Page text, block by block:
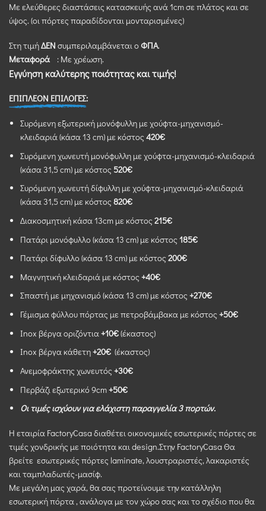
Με ελεύθερες διαστάσεις κατασκευής ανά 1cm σε πλάτος και σε
ύψος. (οι πόρτες παραδίδονται μονταρισμένες)
Στη τιμήΔΕΝ συμπεριλαμβάνεται οΦΠΑ.
Μεταφορά : Με χρέωση.
Εγγύηση καλύτερης ποιότητας και τιμής!
ΕΠΙΠΛΕΟΝ ΕΠΙΛΟΓΕΣ:
Συρόμενη εξωτερική μονόφυλλη με χούφτα-μηχανισμό-
κλειδαριά (κάσα 13 cm) με κόστος 420€
Συρόμενη χωνευτή μονόφυλλη με χούφτα-μηχανισμό-κλειδαριά
(κάσα 31,5 cm) με κόστος 520€
Συρόμενη χωνευτή δίφυλλη με χούφτα-μηχανισμό-κλειδαριά
(κάσα 31,5 cm) με κόστος 820€
Διακοσμητική κάσα 13cm με κόστος 215€
Πατάρι μονόφυλλο (κάσα 13 cm) με κόστος 185€
Πατάρι δίφυλλο (κάσα 13 cm) με κόστος 200€
Mαγνητική κλειδαριά με κόστος +40€
Σπαστή με μηχανισμό (κάσα 13 cm) με κόστος +270€
Γέμισμα φύλλου πόρτας με πετροβάμβακα με κόστος +50€
Inox βέργα οριζόντια +10€(έκαστος)
Inox βέργα κάθετη+20€(έκαστος)
Ανεμοφράκτης χωνευτός +30€
Περβάζι εξωτερικό 9cm+50€
Οι τιμές ισχύουν για ελάχιστη παραγγελία 3 πορτών.
Η εταιρία FactoryCasa διαθέτει οικονομικές εσωτερικές πόρτες σε
τιμές χονδρικής με ποιότητα και design.Στην FactoryCasa Θα
βρείτε εσωτερικές πόρτες laminate, λουστραριστές, λακαριστές
και ταμπλαδωτές-μασίφ.
Με μεγάλη μας χαρά, θα σας προτείνουμε την κατάλληλη
εσωτερική πόρτα , ανάλογα με τον χώρο σας και το σχέδιο που θα